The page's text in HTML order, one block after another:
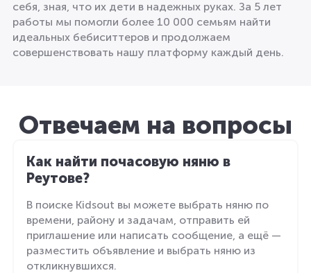
себя, зная, что их дети в надежных руках. За 5 лет
работы мы помогли более 10 000 семьям найти
идеальных бебиситтеров и продолжаем
совершенствовать нашу платформу каждый день.
Отвечаем на вопросы
Как найти почасовую няню в
Реутове?
В поиске Kidsout вы можете выбрать няню по
времени, району и задачам, отправить ей
приглашение или написать сообщение, а ещё —
разместить объявление и выбрать няню из
откликнувшихся.